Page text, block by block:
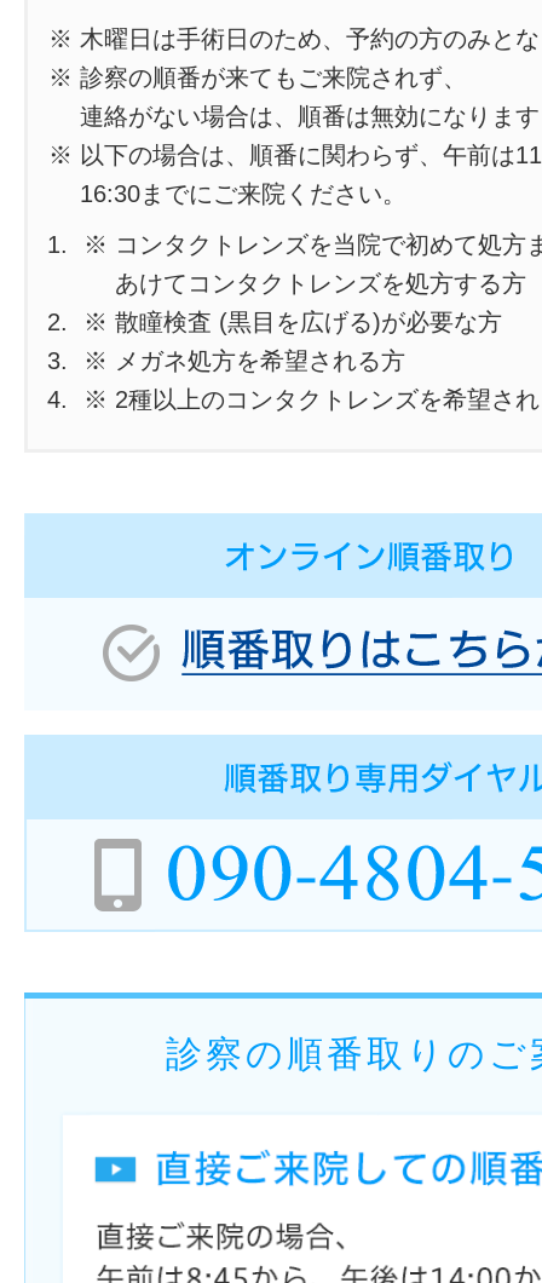
※ 木曜日は手術日のため、予約の方のみと
※ 診察の順番が来てもご来院されず、
連絡がない場合は、順番は無効になりま
※ 以下の場合は、順番に関わらず、午前は
16:30までにご来院ください。
※ コンタクトレンズを当院で初めて処方
あけてコンタクトレンズを処方する方
※ 散瞳検査 (黒目を広げる)が必要な方
※ メガネ処方を希望される方
※ 2種以上のコンタクトレンズを希望さ
診察の順番取りのご